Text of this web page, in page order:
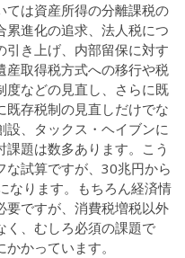
ては資産所得の分離課税の
累進化の追求、法人税につ
引き上げ、内部留保に対す
産取得税方式への移行や税
度などの見直し、さらに既
存税制の見直しだけでな
設、タックス・ヘイブンに
題は数多あります。こう
な試算ですが、30兆円から
なります。もちろん経済情
要ですが、消費税増税以外
く、むしろ必須の課題で
かっています。